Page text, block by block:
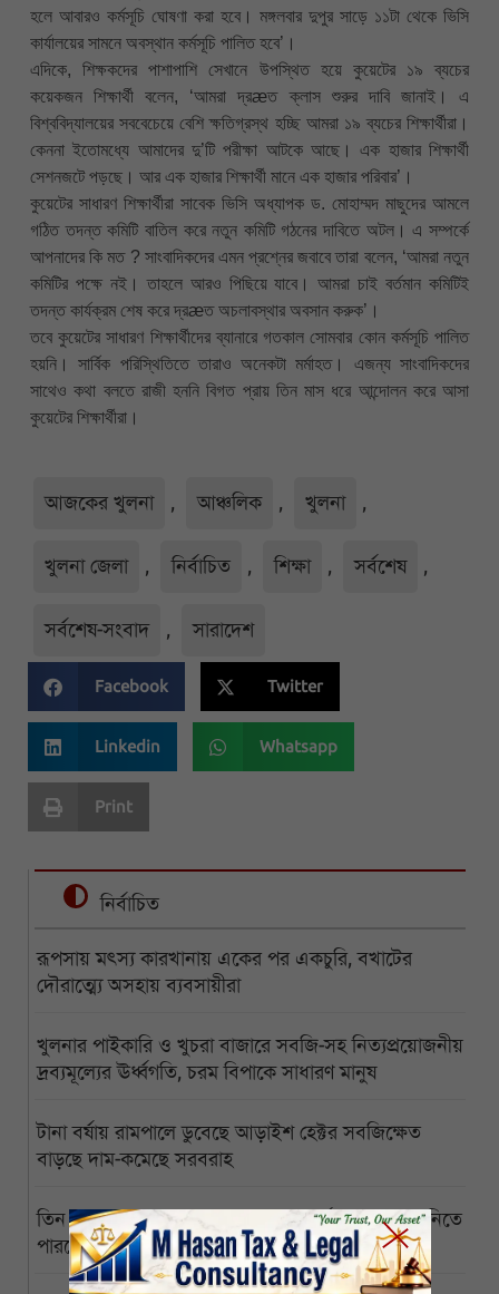
হলে আবারও কর্মসূচি ঘোষণা করা হবে। মঙ্গলবার দুপুর সাড়ে ১১টা থেকে ভিসি
কার্যালয়ের সামনে অবস্থান কর্মসূচি পালিত হবে’।
এদিকে, শিক্ষকদের পাশাপাশি সেখানে উপস্থিত হয়ে কুয়েটের ১৯ ব্যচের
কয়েকজন শিক্ষার্থী বলেন, ‘আমরা দ্রæত ক্লাস শুরুর দাবি জানাই। এ
বিশ্ববিদ্যালয়ের সববেচেয়ে বেশি ক্ষতিগ্রস্থ হচ্ছি আমরা ১৯ ব্যচের শিক্ষার্থীরা।
কেননা ইতোমধ্যে আমাদের দু’টি পরীক্ষা আটকে আছে। এক হাজার শিক্ষার্থী
সেশনজটে পড়ছে। আর এক হাজার শিক্ষার্থী মানে এক হাজার পরিবার’।
কুয়েটের সাধারণ শিক্ষার্থীরা সাবেক ভিসি অধ্যাপক ড. মোহাম্মদ মাছুদের আমলে
গঠিত তদন্ত কমিটি বাতিল করে নতুন কমিটি গঠনের দাবিতে অটল। এ সম্পর্কে
আপনাদের কি মত ? সাংবাদিকদের এমন প্রশ্নের জবাবে তারা বলেন, ‘আমরা নতুন
কমিটির পক্ষে নই। তাহলে আরও পিছিয়ে যাবে। আমরা চাই বর্তমান কমিটিই
তদন্ত কার্যক্রম শেষ করে দ্রæত অচলাবস্থার অবসান করুক’।
তবে কুয়েটের সাধারণ শিক্ষার্থীদের ব্যানারে গতকাল সোমবার কোন কর্মসূচি পালিত
হয়নি। সার্বিক পরিস্থিতিতে তারাও অনেকটা মর্মাহত। এজন্য সাংবাদিকদের
সাথেও কথা বলতে রাজী হননি বিগত প্রায় তিন মাস ধরে আন্দোলন করে আসা
কুয়েটের শিক্ষার্থীরা।
আজকের খুলনা , আঞ্চলিক , খুলনা ,
খুলনা জেলা , নির্বাচিত , শিক্ষা , সর্বশেষ ,
সর্বশেষ-সংবাদ , সারাদেশ
Facebook Twitter
Linkedin Whatsapp
Print
নির্বাচিত
রূপসায় মৎস্য কারখানায় একের পর একচুরি, বখাটের
দৌরাত্ম্যে অসহায় ব্যবসায়ীরা
খুলনার পাইকারি ও খুচরা বাজারে সবজি-সহ নিত্যপ্রয়োজনীয়
দ্রব্যমূল্যের ঊর্ধ্বগতি, চরম বিপাকে সাধারণ মানুষ
টানা বর্ষায় রামপালে ডুবেছে আড়াইশ হেক্টর সবজিক্ষেত
বাড়ছে দাম-কমেছে সরবরাহ
তিন মাস পেরোল জোড়ালাগা যমজের, অর্থাভাবে ঢাকায় নিতে
পারছেন না অসহায় বাবা